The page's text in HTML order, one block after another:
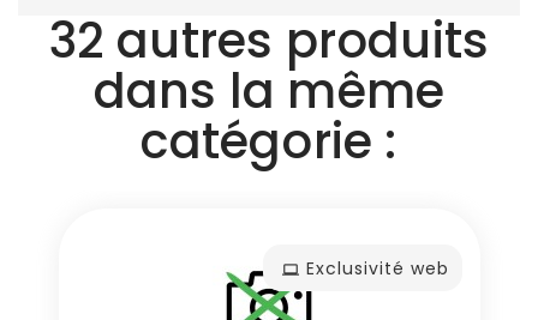
32 autres produits
dans la même
catégorie :
Exclusivité web